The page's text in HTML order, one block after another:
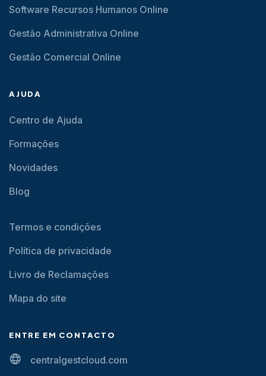
Software Recursos Humanos Online
Gestão Administrativa Online
Gestão Comercial Online
AJUDA
Centro de Ajuda
Formações
Novidades
Blog
Termos e condições
Política de privacidade
Livro de Reclamações
Mapa do site
ENTRE EM CONTACTO
centralgestcloud.com